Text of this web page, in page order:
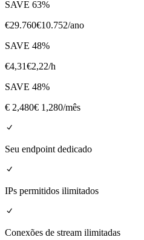
SAVE 63%
€29.760€10.752/ano
SAVE 48%
€4,31€2,22/h
SAVE 48%
€ 2,480€ 1,280/mês
Seu endpoint dedicado
IPs permitidos ilimitados
Conexões de stream ilimitadas